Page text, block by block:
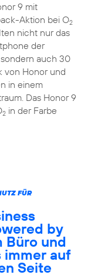
9 mit
Aktion bei O2
nicht nur das
der
auch 30
von Honor und
in einem
Das Honor 9
2in der Farbe
FÜR
by
Büro und
immer auf
Seite